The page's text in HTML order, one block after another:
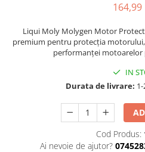
Intretinere baterie si sisteme
electrice
Restaurare Faruri
Intretinere Auto
164,99
Liqui Moly Molygen Motor
premium pentru protecția
performanței motoarelor
IN
Durata de livrare:
Cod Produs:
Ai nevoie de ajutor?